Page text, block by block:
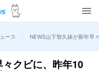
ース > NEWS山下智久妹が新年早
クビに、昨年10